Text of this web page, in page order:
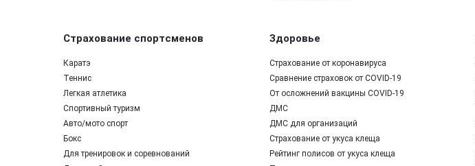
Страхование спортсменов
Каратэ
Теннис
Легкая атлетика
Спортивный туризм
Авто/мото спорт
Бокс
Для тренировок и соревнований
Здоровье
Страхование от коронавируса
Сравнение страховок от COVID-19
От осложнений вакцины COVID-19
ДМС
ДМС для организаций
Страхование от укуса клеща
Рейтинг полисов от укуса клеща